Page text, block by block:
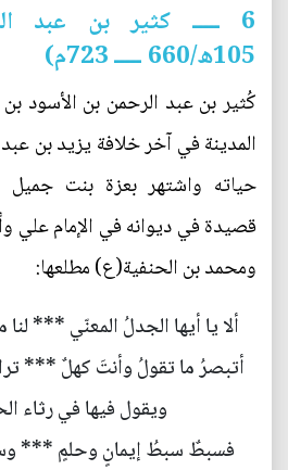
105ه/660 ـــــ 723م)
كُثير بن عبد الرحمن بن الأسود
المدينة في آخر خلافة يزيد بن
حياته واشتهر بعزة بنت جميل
قصيدة في ديوانه في الإمام علي
ومحمد بن الحنفية(ع) مطلعها:
ألا يا أيها الجدلُ المعنّي ***
أتبصرُ ما تقولُ وأنتَ كهلٌ ***
ويقول فيها في رثاء
فسبطٌ سبطُ إيمانٍ وحلمٍ ***